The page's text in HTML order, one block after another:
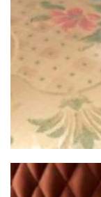
предмет
доставке
Сроки
Москве
дней. Для
от
10 рабочих
при наличии